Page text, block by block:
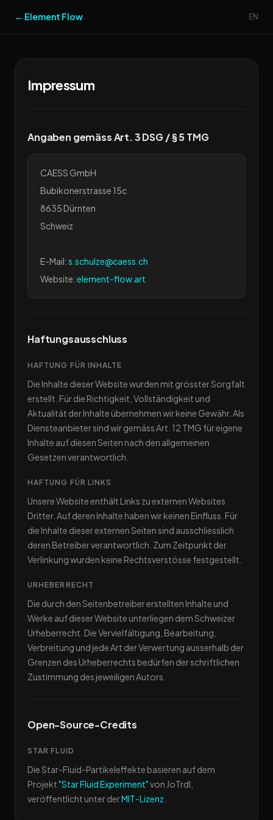
← Element Flow EN
Impressum
Angaben gemäss Art. 3 DSG / § 5 TMG
CAESS GmbH
Bubikonerstrasse 15c
8635 Dürnten
Schweiz
E-Mail:s.schulze@caess.ch
Website:element-flow.art
Haftungsausschluss
HAFTUNG FÜR INHALTE
Die Inhalte dieser Website wurden mit grösster Sorgfalt
erstellt. Für die Richtigkeit, Vollständigkeit und
Aktualität der Inhalte übernehmen wir keine Gewähr. Als
Diensteanbieter sind wir gemäss Art. 12 TMG für eigene
Inhalte auf diesen Seiten nach den allgemeinen
Gesetzen verantwortlich.
HAFTUNG FÜR LINKS
Unsere Website enthält Links zu externen Websites
Dritter. Auf deren Inhalte haben wir keinen Einfluss. Für
die Inhalte dieser externen Seiten sind ausschliesslich
deren Betreiber verantwortlich. Zum Zeitpunkt der
Verlinkung wurden keine Rechtsverstösse festgestellt.
URHEBERRECHT
Die durch den Seitenbetreiber erstellten Inhalte und
Werke auf dieser Website unterliegen dem Schweizer
Urheberrecht. Die Vervielfältigung, Bearbeitung,
Verbreitung und jede Art der Verwertung ausserhalb der
Grenzen des Urheberrechts bedürfen der schriftlichen
Zustimmung des jeweiligen Autors.
Open-Source-Credits
STAR FLUID
Die Star-Fluid-Partikeleffekte basieren auf dem
Projekt"Star Fluid Experiment"von JoTrdl,
veröffentlicht unter derMIT-Lizenz